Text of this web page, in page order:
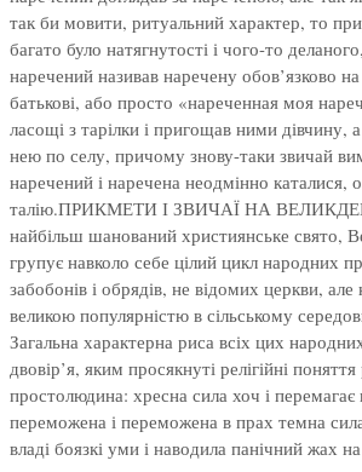
так би мовити, ритуальний характер, то
багато було натягнутості і чого-то
наречений називав наречену обов’язково
батькові, або просто «нареченная моя
ласощі з тарілки і пригощав ними дівчину, а
нею по селу, причому знову-таки звичай
наречений і наречена неодмінно каталися,
талію.ПРИКМЕТИ І ЗВИЧАЇ НА
найбільш шанований християнське свято,
групує навколо себе цілий цикл народних
забобонів і обрядів, не відомих церкви, але
великою популярністю в сільському
Загальна характерна риса всіх цих
двовір’я, яким просякнуті релігійні поняття
простолюдина: хресна сила хоч і
переможена і переможена в прах темна
владі боязкі уми і наводила панічний жах